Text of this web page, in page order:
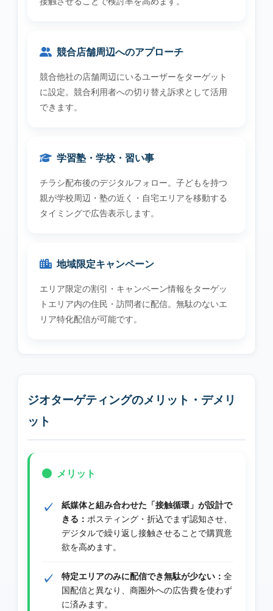
競合店舗周辺へのアプローチ
競合他社の店舗周辺にいるユーザーをターゲット
に設定。競合利用者への切り替え訴求として活用
できます。
学習塾・学校・習い事
チラシ配布後のデジタルフォロー。子どもを持つ
親が学校周辺・塾の近く・自宅エリアを移動する
タイミングで広告表示します。
地域限定キャンペーン
エリア限定の割引・キャンペーン情報をターゲッ
トエリア内の住民・訪問者に配信。無駄のないエ
リア特化配信が可能です。
ジオターゲティングのメリット・デメリ
ット
メリット
紙媒体と組み合わせた「接触循環」が設計で
きる： ポスティング・折込でまず認知させ、
デジタルで繰り返し接触させることで購買意
欲を高めます。
特定エリアのみに配信でき無駄が少ない： 全
国配信と異なり、商圏外への広告費を使わず
に済みます。